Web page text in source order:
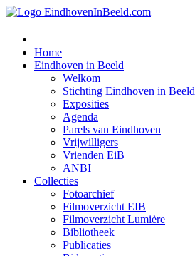
Home
Eindhoven in Beeld
Welkom
Stichting Eindhoven in Beeld
Exposities
Agenda
Parels van Eindhoven
Vrijwilligers
Vrienden EiB
ANBI
Collecties
Fotoarchief
Filmoverzicht EIB
Filmoverzicht Lumière
Bibliotheek
Publicaties